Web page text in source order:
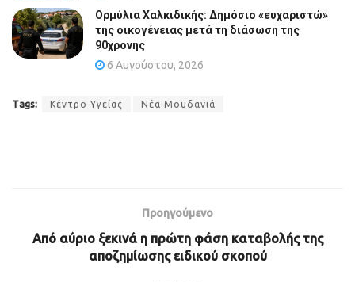
Ορμύλια Χαλκιδικής: Δημόσιο «ευχαριστώ»
της οικογένειας μετά τη διάσωση της
90χρονης
6 Αυγούστου, 2026
Tags: Κέντρο Υγείας Νέα Μουδανιά
Προηγούμενο
Από αύριο ξεκινά η πρώτη φάση καταβολής της
αποζημίωσης ειδικού σκοπού